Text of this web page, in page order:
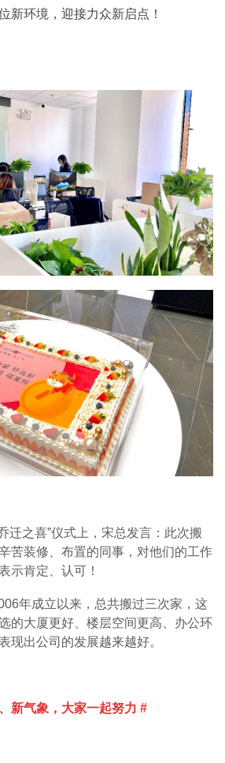
新环境，迎接力众新启点！
迁之喜”仪式上，宋总发言：此次搬
苦装修、布置的同事，对他们的工作
示肯定、认可！
年成立以来，总共搬过三次家，这
的大厦更好、楼层空间更高、办公环
现出公司的发展越来越好。
新气象，大家一起努力 #